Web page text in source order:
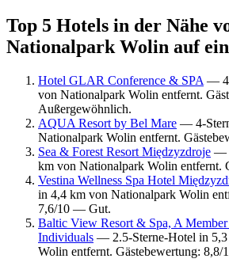
Top 5 Hotels in der Nähe
Nationalpark Wolin auf
Hotel GLAR Conference & SPA —
von Nationalpark Wolin entfernt.
Außergewöhnlich.
AQUA Resort by Bel Mare — 4-
Nationalpark Wolin entfernt.
Sea & Forest Resort Międzyzdroje —
km von Nationalpark Wolin entfernt.
Vestina Wellness Spa Hotel
in 4,4 km von Nationalpark Wolin
7,6/10 — Gut.
Baltic View Resort & Spa, A
Individuals — 2.5-Sterne-Hotel in
Wolin entfernt. Gästebewertung: